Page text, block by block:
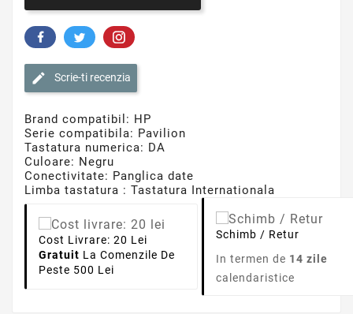
Scrie-ti recenzia
Brand compatibil: HP
Serie compatibila: Pavilion
Tastatura numerica: DA
Culoare: Negru
Conectivitate: Panglica date
Limba tastatura : Tastatura Internationala
Cost Livrare: 20 Lei
Gratuit La Comenzile De
Peste 500 Lei
Schimb / Retur
In termen de 14 zile
calendaristice